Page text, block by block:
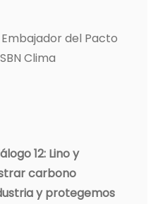
del Pacto
Clima
12: Lino y
carbono
y protegemos